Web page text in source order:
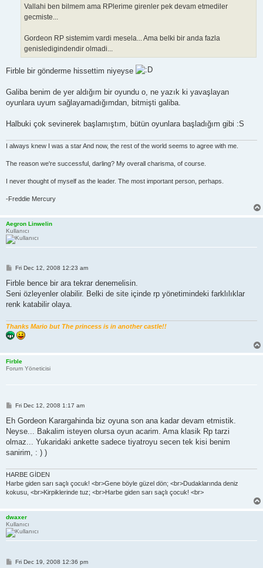
Vallahi ben bilmem ama RPlerime girenler pek devam etmediler
gecmiste...
Gordeon RP sistemim vardi mesela... Ama belki bir anda fazla
genisledigindendir olmadi...
Firble bir gönderme hissettim niyeyse
Galiba benim de yer aldığım bir oyundu o, ne yazık ki yavaşlayan
oyunlara uyum sağlayamadığımdan, bitmişti galiba.
Halbuki çok sevinerek başlamıştım, bütün oyunlara başladığım gibi :S
I always knew I was a star And now, the rest of the world seems to agree with me.
The reason we're successful, darling? My overall charisma, of course.
I never thought of myself as the leader. The most important person, perhaps.
-Freddie Mercury
Aegron Linwelin
Kullanıcı
P
s
Fri Dec 12, 2008 12:23 am
Firble bence bir ara tekrar denemelisin.
Seni özleyenler olabilir. Belki de site içinde rp yönetimindeki farklılıklar
renk katabilir olaya.
Thanks Mario but The princess is in another castle!!
Firble
Forum Yöneticisi
P
s
Fri Dec 12, 2008 1:17 am
Eh Gordeon Karargahinda biz oyuna son ana kadar devam etmistik.
Neyse... Bakalim isteyen olursa oyun acarim. Ama klasik Rp tarzi
olmaz... Yukaridaki ankette sadece tiyatroyu secen tek kisi benim
sanirim, : ) )
HARBE GİDEN
Harbe giden sarı saçlı çocuk! <br>Gene böyle güzel dön; <br>Dudaklarında deniz
kokusu, <br>Kirpiklerinde tuz; <br>Harbe giden sarı saçlı çocuk! <br>
dwaxer
Kullanıcı
PFri Dec 19, 2008 12:36 pm